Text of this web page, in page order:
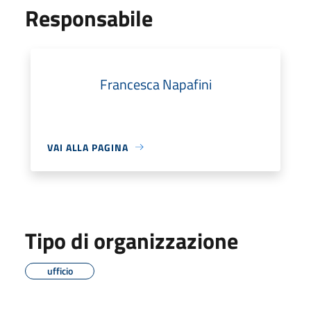
Responsabile
Francesca Napafini
VAI ALLA PAGINA
Tipo di organizzazione
ufficio